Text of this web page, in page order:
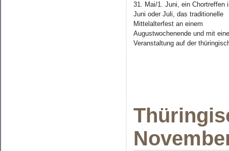
31. Mai/1. Juni, ein Chortreffen
Juni oder Juli, das traditionelle
Mittelalterfest an einem
Augustwochenende und mit
Veranstaltung auf der